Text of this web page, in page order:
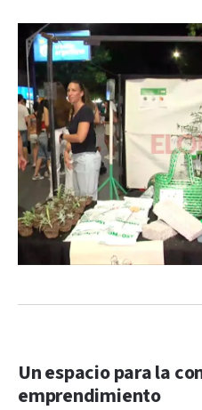
Un espacio para la
emprendimiento